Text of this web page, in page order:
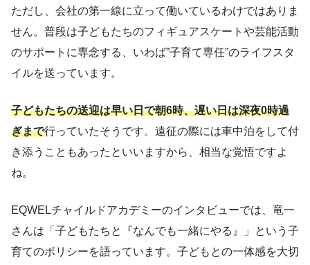
ただし、会社の第一線に立って働いているわけではありま
せん。普段は子どもたちのフィギュアスケートや芸能活動
のサポートに専念する、いわば”子育て専任”のライフスタ
イルを送っています。
子どもたちの送迎は早い日で朝6時、遅い日は深夜0時過
ぎまで行っていたそうです。遠征の際には車中泊をして付
き添うこともあったといいますから、相当な覚悟ですよ
ね。
EQWELチャイルドアカデミーのインタビューでは、竜一
さんは「子どもたちと『なんでも一緒にやる』」という子
育てのポリシーを語っています。子どもとの一体感を大切